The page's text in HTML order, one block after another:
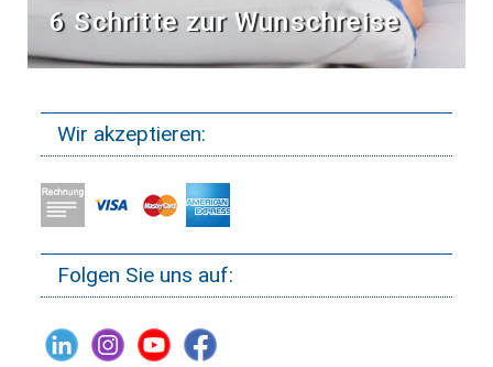
6 Schritte zur Wunschreise
Wir akzeptieren:
Folgen Sie uns auf: